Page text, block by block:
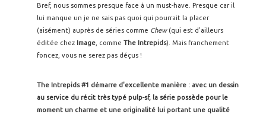
Bref, nous sommes presque face à un must-have. Presque car il
lui manque un je ne sais pas quoi qui pourrait la placer
(aisément) auprès de séries comme Chew(qui est d'ailleurs
éditée chez Image , comme The Intrepids). Mais franchement
foncez, vous ne serez pas déçus !
The Intrepids #1 démarre d'excellente manière : avec un dessin
au service du récit très typé pulp-sf, la série possède pour le
moment un charme et une originalité lui portant une qualité